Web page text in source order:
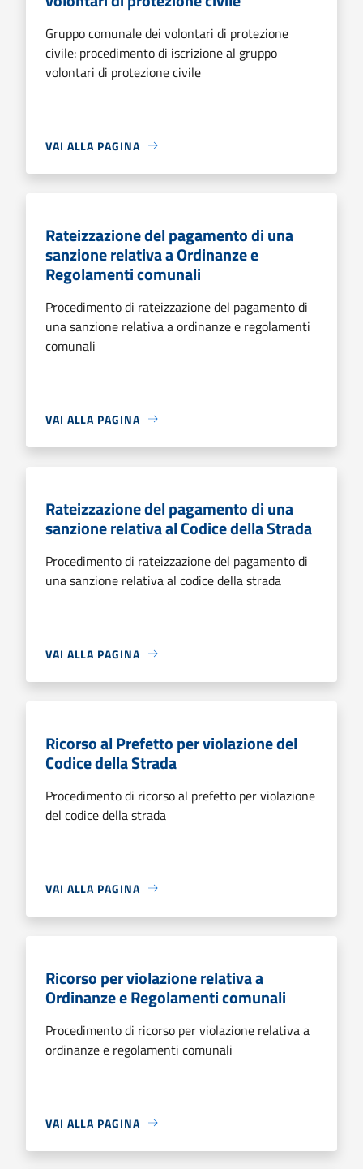
Gruppo comunale dei volontari di protezione
civile: procedimento di iscrizione al gruppo
volontari di protezione civile
VAI ALLA PAGINA
Rateizzazione del pagamento di una
sanzione relativa a Ordinanze e
Regolamenti comunali
Procedimento di rateizzazione del pagamento di
una sanzione relativa a ordinanze e regolamenti
comunali
VAI ALLA PAGINA
Rateizzazione del pagamento di una
sanzione relativa al Codice della Strada
Procedimento di rateizzazione del pagamento di
una sanzione relativa al codice della strada
VAI ALLA PAGINA
Ricorso al Prefetto per violazione del
Codice della Strada
Procedimento di ricorso al prefetto per violazione
del codice della strada
VAI ALLA PAGINA
Ricorso per violazione relativa a
Ordinanze e Regolamenti comunali
Procedimento di ricorso per violazione relativa a
ordinanze e regolamenti comunali
VAI ALLA PAGINA